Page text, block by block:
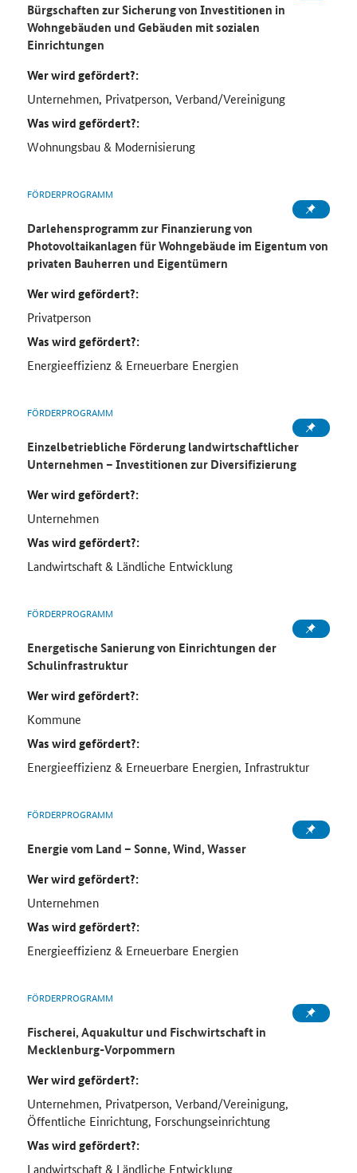
Bürgschaften zur Sicherung von Investitionen in
Wohngebäuden und Gebäuden mit sozialen
Einrichtungen
Wer wird gefördert?:
Unternehmen, Privatperson, Verband/Vereinigung
Was wird gefördert?:
Wohnungsbau & Modernisierung
FÖRDERPROGRAMM
Darlehensprogramm zur Finanzierung von
Photovoltaikanlagen für Wohngebäude im Eigentum von
privaten Bauherren und Eigentümern
Wer wird gefördert?:
Privatperson
Was wird gefördert?:
Energieeffizienz & Erneuerbare Energien
FÖRDERPROGRAMM
Einzelbetriebliche Förderung landwirtschaftlicher
Unternehmen – Investitionen zur Diversifizierung
Wer wird gefördert?:
Unternehmen
Was wird gefördert?:
Landwirtschaft & Ländliche Entwicklung
FÖRDERPROGRAMM
Energetische Sanierung von Einrichtungen der
Schulinfrastruktur
Wer wird gefördert?:
Kommune
Was wird gefördert?:
Energieeffizienz & Erneuerbare Energien, Infrastruktur
FÖRDERPROGRAMM
Energie vom Land – Sonne, Wind, Wasser
Wer wird gefördert?:
Unternehmen
Was wird gefördert?:
Energieeffizienz & Erneuerbare Energien
FÖRDERPROGRAMM
Fischerei, Aquakultur und Fischwirtschaft in
Mecklenburg-Vorpommern
Wer wird gefördert?:
Unternehmen, Privatperson, Verband/Vereinigung,
Öffentliche Einrichtung, Forschungseinrichtung
Was wird gefördert?:
Landwirtschaft & Ländliche Entwicklung